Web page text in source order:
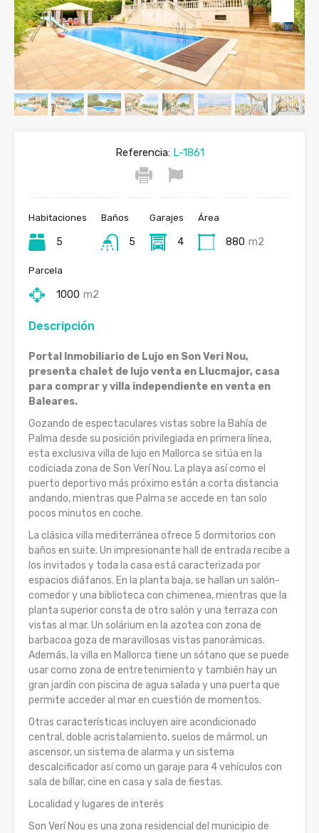
Referencia:L-1861
Habitaciones
5
Baños
5
Garajes
4
Área
880 m2
Parcela
1000 m2
Descripción
Portal Inmobiliario de Lujo en Son Veri Nou,
presenta chalet de lujo venta en Llucmajor, casa
para comprar y villa independiente en venta en
Baleares.
Gozando de espectaculares vistas sobre la Bahía de
Palma desde su posición privilegiada en primera línea,
esta exclusiva villa de lujo en Mallorca se sitúa en la
codiciada zona de Son Verí Nou. La playa así como el
puerto deportivo más próximo están a corta distancia
andando, mientras que Palma se accede en tan solo
pocos minutos en coche.
La clásica villa mediterránea ofrece 5 dormitorios con
baños en suite. Un impresionante hall de entrada recibe a
los invitados y toda la casa está caracterizada por
espacios diáfanos. En la planta baja, se hallan un salón-
comedor y una biblioteca con chimenea, mientras que la
planta superior consta de otro salón y una terraza con
vistas al mar. Un solárium en la azotea con zona de
barbacoa goza de maravillosas vistas panorámicas.
Además, la villa en Mallorca tiene un sótano que se puede
usar como zona de entretenimiento y también hay un
gran jardín con piscina de agua salada y una puerta que
permite acceder al mar en cuestión de momentos.
Otras características incluyen aire acondicionado
central, doble acristalamiento, suelos de mármol, un
ascensor, un sistema de alarma y un sistema
descalcificador así como un garaje para 4 vehículos con
sala de billar, cine en casa y sala de fiestas.
Localidad y lugares de interés
Son Verí Nou es una zona residencial del municipio de